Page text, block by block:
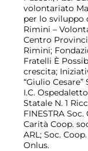
volontariato
per lo sviluppo
Rimini –
Centro
Rimini;
Fratelli È
crescita;
“Giulio
I.C.
Statale N. 1
FINESTRA
Carità Coop.
ARL; Soc.
Onlus.